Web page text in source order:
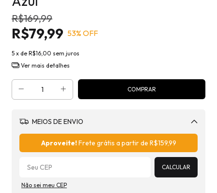
R$169,99
R$79,99 53% OFF
5 x de R$16,00 sem juros
Ver mais detalhes
MEIOS DE ENVIO
Alterar CEP
Aproveite!Frete grátis a partir de R$159,99
CALCULAR
Não sei meu CEP